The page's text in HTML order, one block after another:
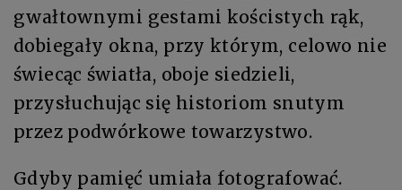
gwałtownymi gestami kościstych rąk,
dobiegały okna, przy którym, celowo nie
świecąc światła, oboje siedzieli,
przysłuchując się historiom snutym
przez podwórkowe towarzystwo.
Gdy­by pa­mięć umia­ła fo­to­gra­fo­wać.